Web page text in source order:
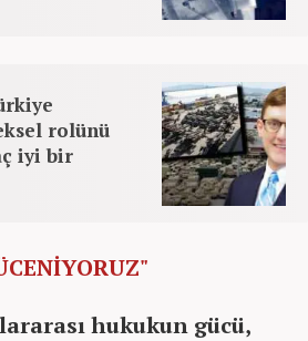
rolünü
iyi bir
hukukun gücü,